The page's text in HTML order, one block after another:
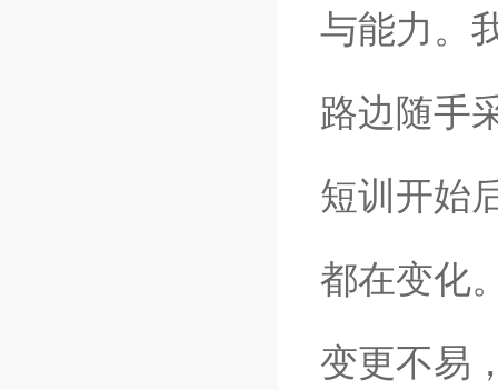
与能力。
路边随手
短训开始
都在变化
变更不易